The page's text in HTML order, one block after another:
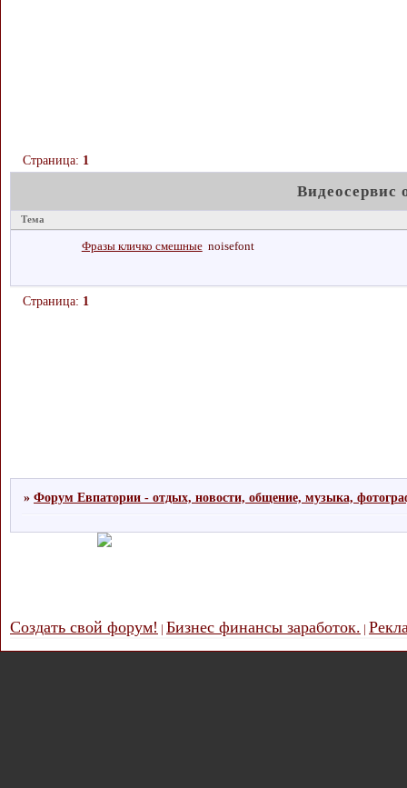
Видеосервис
Страница: 1
Тема
Фразы кличко смешные noisefont
Страница: 1
»Форум Евпатории - отдых, новости, общение, музыка,
Создать свой форум! Бизнес финансы заработок.